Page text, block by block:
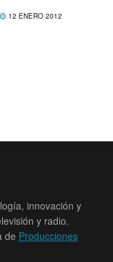
12 ENERO 2012
innovación y
y radio.
de Producciones